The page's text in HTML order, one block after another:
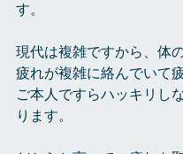
す。
現代は複雑ですから、体
疲れが複雑に絡んでいて
ご本人ですらハッキリし
ります。